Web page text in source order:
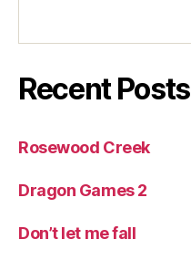
Recent Posts
Rosewood Creek
Dragon Games 2
Don’t let me fall